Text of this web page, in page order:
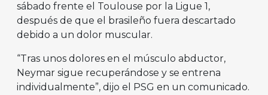
sábado frente el Toulouse por la Ligue 1,
después de que el brasileño fuera descartado
debido a un dolor muscular.
“Tras unos dolores en el músculo abductor,
Neymar sigue recuperándose y se entrena
individualmente”, dijo el PSG en un comunicado.